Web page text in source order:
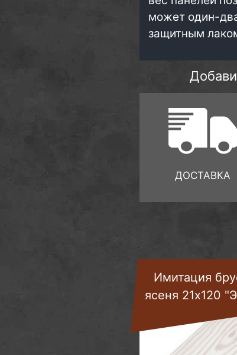
может один-
защитным
ДОСТАВКА
Имитация
ясеня 21х120